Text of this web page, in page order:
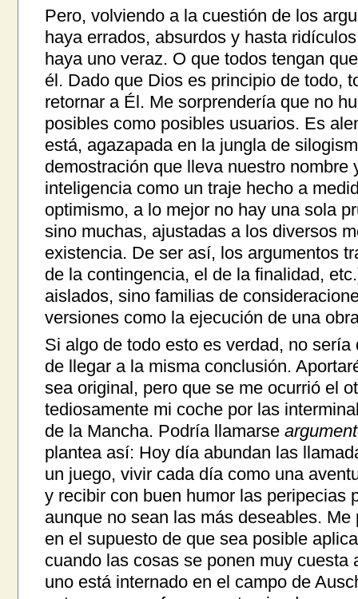
Pero, volviendo a la cuestión de los
haya errados, absurdos y hasta
haya uno veraz. O que todos tengan
él. Dado que Dios es principio de todo,
retornar a Él. Me sorprendería que no
posibles como posibles usuarios. Es
está, agazapada en la jungla de
demostración que lleva nuestro nombre
inteligencia como un traje hecho a
optimismo, a lo mejor no hay una sola
sino muchas, ajustadas a los diversos
existencia. De ser así, los argumentos
de la contingencia, el de la finalidad,
aislados, sino familias de
versiones como la ejecución de una
Si algo de todo esto es verdad, no
de llegar a la misma conclusión.
sea original, pero que se me ocurrió el
tediosamente mi coche por las
de la Mancha. Podría llamarse
plantea así: Hoy día abundan las
un juego, vivir cada día como una
y recibir con buen humor las peripecias
aunque no sean las más deseables.
en el supuesto de que sea posible
cuando las cosas se ponen muy cuesta
uno está internado en el campo de